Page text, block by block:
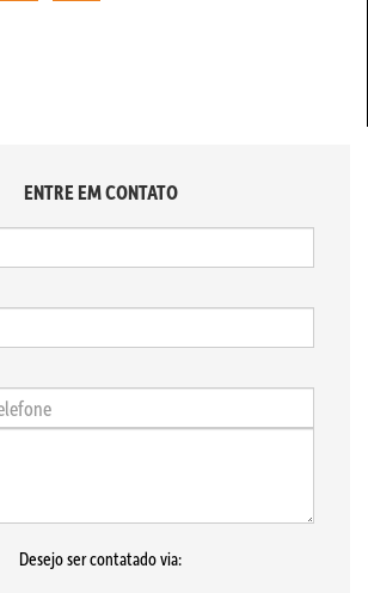
ENTRE EM CONTATO
Desejo ser contatado via: